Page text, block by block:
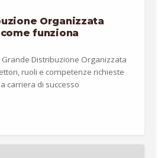
Organizzata
come funziona
Distribuzione Organizzata
ruoli e competenze richieste
carriera di successo